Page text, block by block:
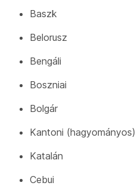
Baszk
Belorusz
Bengáli
Boszniai
Bolgár
Kantoni (hagyományos)
Katalán
Cebui